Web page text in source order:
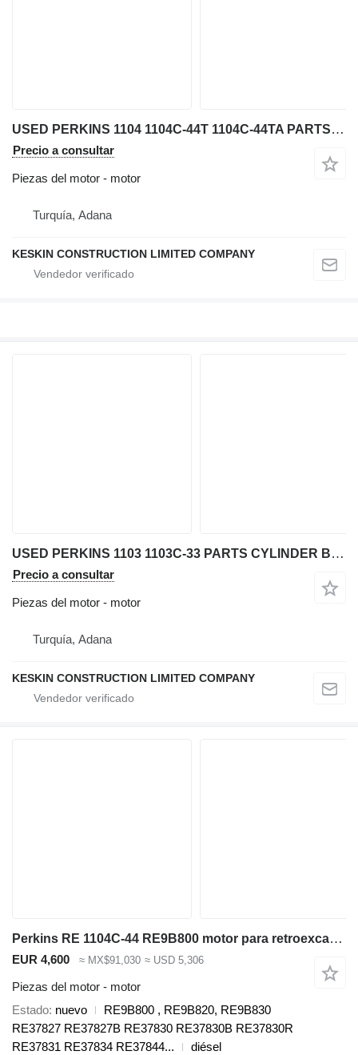
USED PERKINS 1104 1104C-44T 1104C-44TA PARTS GEAR COVER FUEL INJ motor para Perkins 1104 / 1104 C-44T / 1104 C-44TA retroexcavadora
Precio a consultar
Piezas del motor - motor
Turquía, Adana
KESKIN CONSTRUCTION LIMITED COMPANY
USED PERKINS 1103 1103C-33 PARTS CYLINDER BLOCK CYLINDER HEAD CA motor para Perkins 1103 / 1103 C-33 retroexcavadora
Precio a consultar
Piezas del motor - motor
Turquía, Adana
KESKIN CONSTRUCTION LIMITED COMPANY
Perkins RE 1104C-44 RE9B800 motor para retroexcavadora
EUR 4,600 ≈ MX$91,030 ≈ USD 5,306
Piezas del motor - motor
Estado nuevo
RE9B800 , RE9B820, RE9B830
RE37827 RE37827B RE37830 RE37830B RE37830R
RE37831 RE37834 RE37844...
diésel